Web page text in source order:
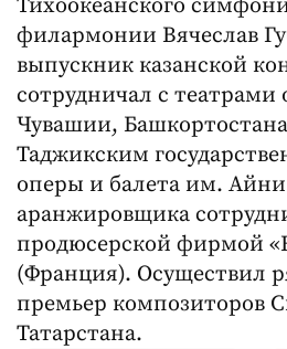
Тихоокеанского
филармонии Вячеслав
выпускник казанской
сотрудничал с театрами
Чувашии,
Таджикским
оперы и балета им.
аранжировщика
продюсерской фирмой
(Франция). Осуществил
премьер композиторов
Татарстана.